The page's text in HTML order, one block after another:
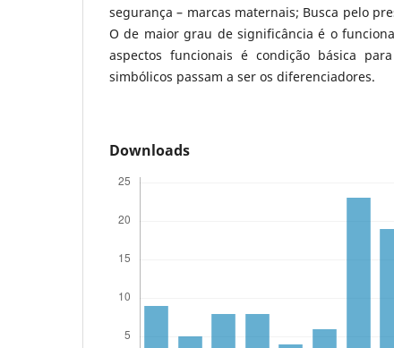
segurança – marcas maternais; Busca pelo
O de maior grau de significância é o
aspectos funcionais é condição básica
simbólicos passam a ser os diferenciadores.
Downloads